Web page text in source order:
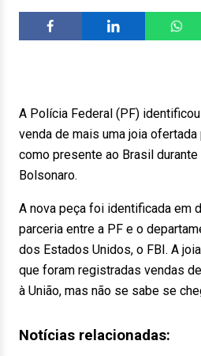
A Polícia Federal (PF)
venda de mais uma joia ofertada
como presente ao Brasil
Bolsonaro.
A nova peça foi identificada em
parceria entre a PF e o
dos Estados Unidos, o FBI. A
que foram registradas vendas
à União, mas não se sabe se
Notícias relacionadas: